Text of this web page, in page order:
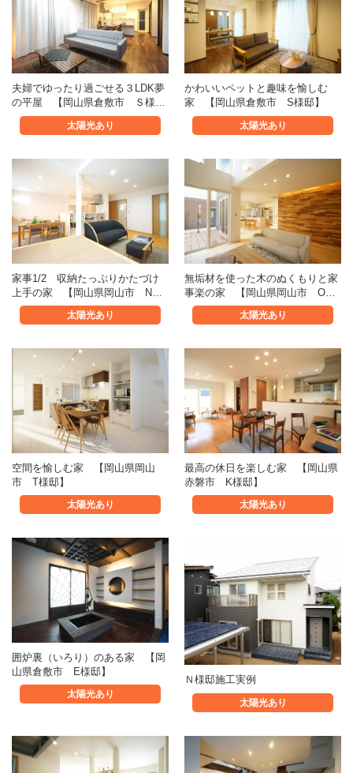
夫婦でゆったり過ごせる３LDK夢
の平屋 【岡山県倉敷市 Ｓ様…
太陽光あり
かわいいペットと趣味を愉しむ
家 【岡山県倉敷市 S様邸】
太陽光あり
家事1/2 収納たっぷりかたづけ
上手の家 【岡山県岡山市 N…
太陽光あり
無垢材を使った木のぬくもりと家
事楽の家 【岡山県岡山市 O…
太陽光あり
空間を愉しむ家 【岡山県岡山
市 T様邸】
太陽光あり
最高の休日を楽しむ家 【岡山県
赤磐市 K様邸】
太陽光あり
囲炉裏（いろり）のある家 【岡
山県倉敷市 E様邸】
太陽光あり
Ｎ様邸施工実例
太陽光あり